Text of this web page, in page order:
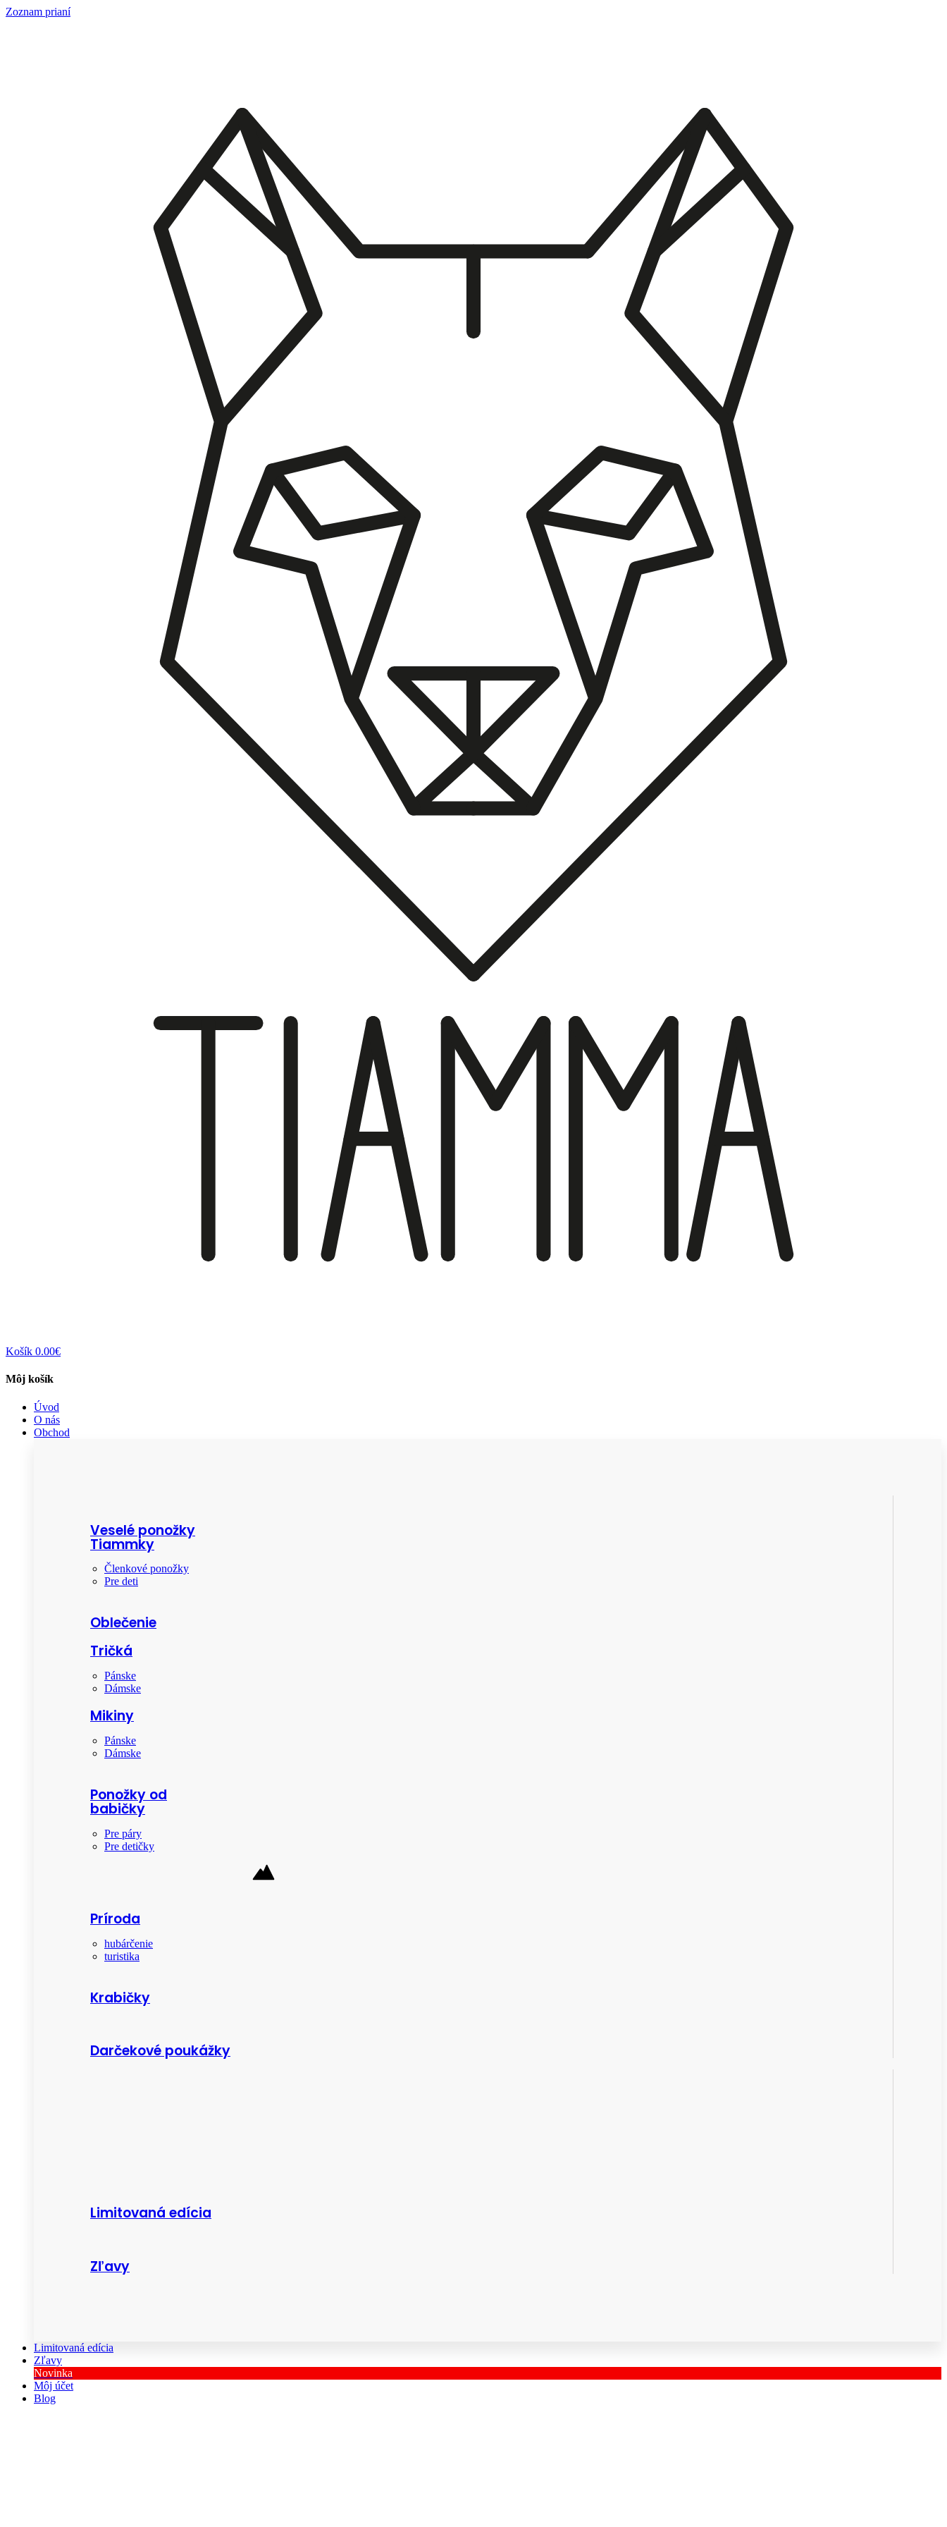
Skip
Zoznam prianí
Košík 0.00€
Môj košík
Úvod
O nás
Obchod
Veselé ponožky
Tiammky
Členkové ponožky
Pre deti
Oblečenie
Tričká
Pánske
Dámske
Mikiny
Pánske
Dámske
Ponožky od
babičky
Pre páry
Pre detičky
Príroda
hubárčenie
turistika
Krabičky
Darčekové poukážky
Limitovaná edícia
Zľavy
Limitovaná edícia
Zľavy
Novinka
Môj účet
Blog